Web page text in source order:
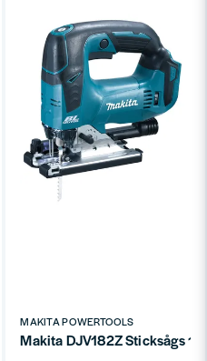
40V (utan batteri)
MAKITA POWERTOOLS
Makita DJV182Z Sticksågs